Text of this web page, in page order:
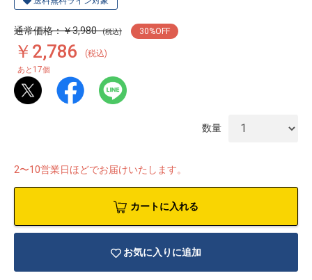
通常価格：￥3,980 (税込) 30%OFF
￥2,786 (税込)
あと 17個
数量
2〜10営業日ほどでお届けいたします。
カートに入れる
お気に入りに追加